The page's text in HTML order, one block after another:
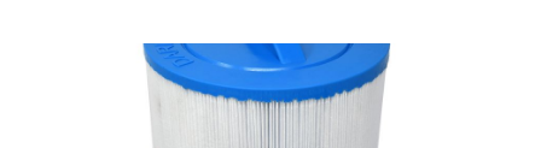
Bildergalerie überspringen